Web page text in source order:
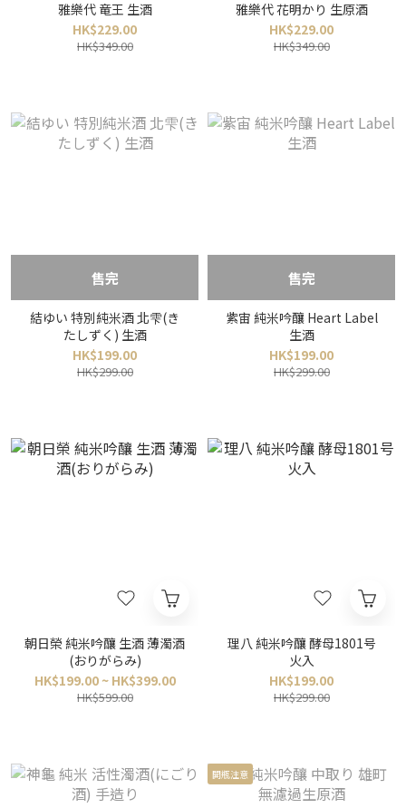
雅樂代 竜王 生酒
HK$229.00
HK$349.00
雅樂代 花明かり 生原酒
HK$229.00
HK$349.00
售完
結ゆい 特別純米酒 北雫(き
たしずく) 生酒
HK$199.00
HK$299.00
售完
紫宙 純米吟釀 Heart Label
生酒
HK$199.00
HK$299.00
朝日榮 純米吟釀 生酒 薄濁酒
(おりがらみ)
HK$199.00 ~ HK$399.00
HK$599.00
理八 純米吟釀 酵母1801号
火入
HK$199.00
HK$299.00
開瓶注意